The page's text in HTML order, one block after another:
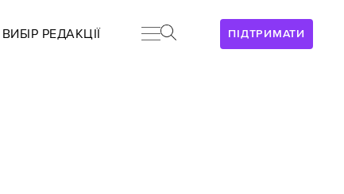
ПІДТРИМАТИ
ВИБІР РЕДАКЦІЇ